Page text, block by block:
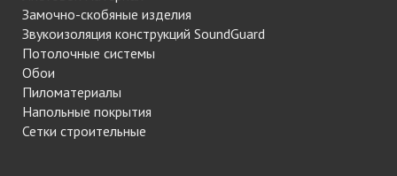
Замочно-скобяные изделия
Звукоизоляция конструкций SoundGuard
Потолочные системы
Обои
Пиломатериалы
Напольные покрытия
Сетки строительные